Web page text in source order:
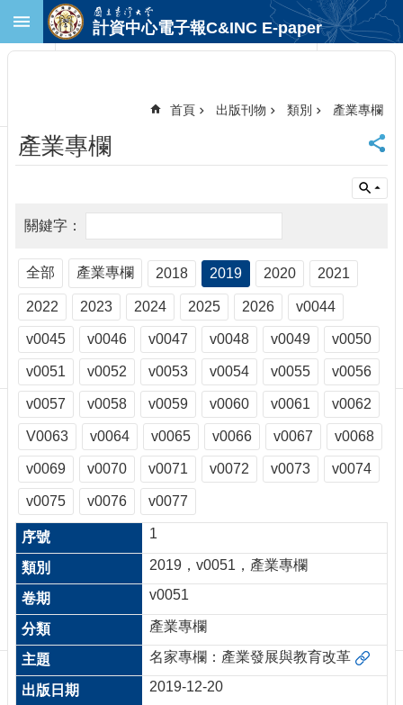
跳到主要內容區塊
首
頁
首
計
中
首
頁
聯
絡
資
訊
訂
閱/
取
消
網
站
導
覽
最
新
消
息
關
計資中心電子報C&INC E-paper
首頁 出版刊物 類別 產業專欄
產業專欄
全部 產業專欄 2018 2019 2020 2021
2022 2023 2024 2025 2026 v0044
v0045 v0046 v0047 v0048 v0049 v0050
v0051 v0052 v0053 v0054 v0055 v0056
v0057 v0058 v0059 v0060 v0061 v0062
V0063 v0064 v0065 v0066 v0067 v0068
v0069 v0070 v0071 v0072 v0073 v0074
v0075 v0076 v0077
1
2019，v0051，產業專欄
v0051
產業專欄
名家專欄：產業發展與教育改革
2019-12-20